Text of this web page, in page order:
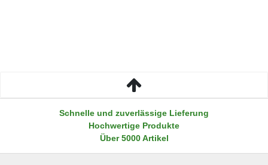
Schnelle und zuverlässige Lieferung
Hochwertige Produkte
Über 5000 Artikel